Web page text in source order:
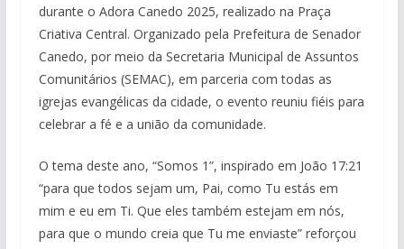
durante o Adora Canedo 2025, realizado na Praça
Criativa Central. Organizado pela Prefeitura de Senador
Canedo, por meio da Secretaria Municipal de Assuntos
Comunitários (SEMAC), em parceria com todas as
igrejas evangélicas da cidade, o evento reuniu fiéis para
celebrar a fé e a união da comunidade.
O tema deste ano, “Somos 1”, inspirado em João 17:21
“para que todos sejam um, Pai, como Tu estás em
mim e eu em Ti. Que eles também estejam em nós,
para que o mundo creia que Tu me enviaste” reforçou